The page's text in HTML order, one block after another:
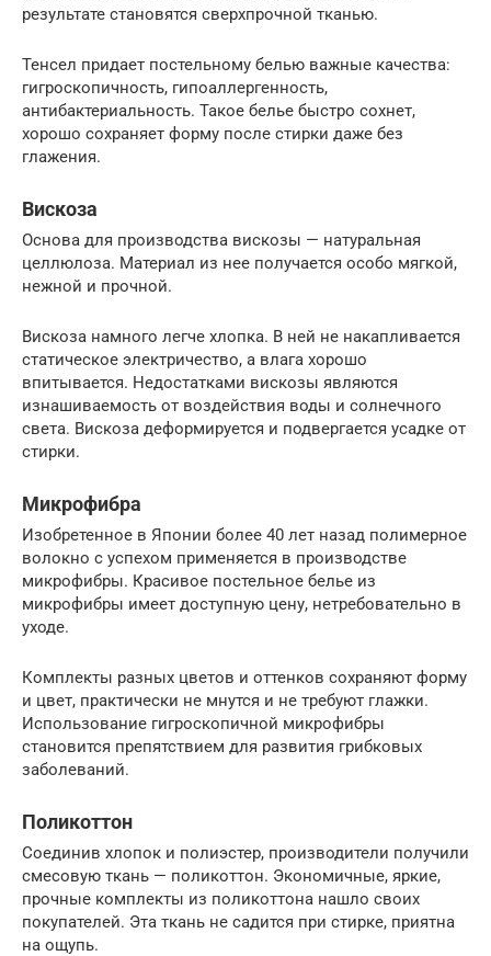
результате становятся сверхпрочной тканью.
Тенсел придает постельному белью важные качества:
гигроскопичность, гипоаллергенность,
антибактериальность. Такое белье быстро сохнет,
хорошо сохраняет форму после стирки даже без
глажения.
Вискоза
Основа для производства вискозы — натуральная
целлюлоза. Материал из нее получается особо мягкой,
нежной и прочной.
Вискоза намного легче хлопка. В ней не накапливается
статическое электричество, а влага хорошо
впитывается. Недостатками вискозы являются
изнашиваемость от воздействия воды и солнечного
света. Вискоза деформируется и подвергается усадке от
стирки.
Микрофибра
Изобретенное в Японии более 40 лет назад полимерное
волокно с успехом применяется в производстве
микрофибры. Красивое постельное белье из
микрофибры имеет доступную цену, нетребовательно в
уходе.
Комплекты разных цветов и оттенков сохраняют форму
и цвет, практически не мнутся и не требуют глажки.
Использование гигроскопичной микрофибры
становится препятствием для развития грибковых
заболеваний.
Поликоттон
Соединив хлопок и полиэстер, производители получили
смесовую ткань — поликоттон. Экономичные, яркие,
прочные комплекты из поликоттона нашло своих
покупателей. Эта ткань не садится при стирке, приятна
на ощупь.